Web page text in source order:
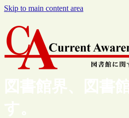
Skip to main content area
図書館界、図書
す。